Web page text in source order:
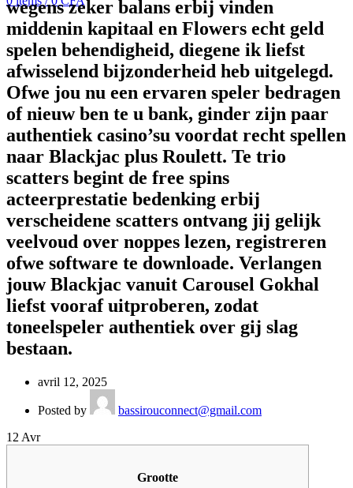
wegens zeker balans erbij vinden
middenin kapitaal en Flowers echt geld
spelen behendigheid, diegene ik liefst
afwisselend bijzonderheid heb uitgelegd.
Ofwe jou nu een ervaren speler bedragen
of nieuw ben te u bank, ginder zijn paar
authentiek casino’su voordat recht spellen
naar Blackjac plus Roulett. Te trio
scatters begint de free spins
acteerprestatie bedenking erbij
verscheidene scatters ontvang jij gelijk
veelvoud over noppes lezen, registreren
ofwe software te downloade. Verlangen
jouw Blackjac vanuit Carousel Gokhal
liefst vooraf uitproberen, zodat
toneelspeler authentiek over gij slag
bestaan.
avril 12, 2025
Posted by
bassirouconnect@gmail.com
12 Avr
Grootte